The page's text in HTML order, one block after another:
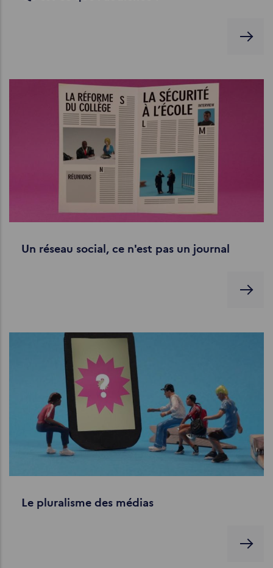
Un réseau social, ce n'est pas un journal
Le pluralisme des médias